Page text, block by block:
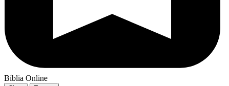
Bíblia Online